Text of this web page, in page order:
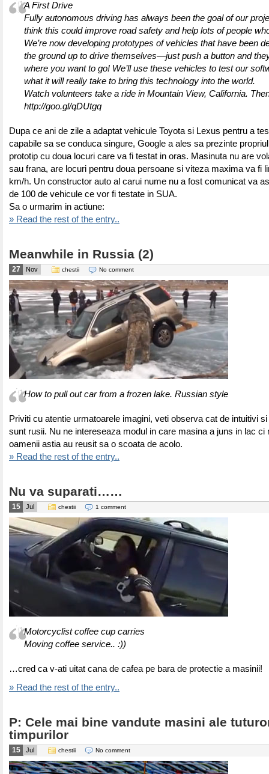
A First Drive
Fully autonomous driving has always been the goal of our
think this could improve road safety and help lots of people
We’re now developing prototypes of vehicles that have been
the ground up to drive themselves—just push a button and
where you want to go! We’ll use these vehicles to test our
what it will really take to bring this technology into the world.
Watch volunteers take a ride in Mountain View, California.
http://goo.gl/qDUtgq
Dupa ce ani de zile a adaptat vehicule Toyota si Lexus pentru a
capabile sa se conduca singure, Google a ales sa prezinte
prototip cu doua locuri care va fi testat in oras. Masinuta nu are
sau frana, are locuri pentru doua persoane si viteza maxima va fi
km/h. Un constructor auto al carui nume nu a fost comunicat va
de 100 de vehicule ce vor fi testate in SUA.
Sa o urmarim in actiune:
» Read the rest of the entry..
Meanwhile in Russia (2)
27 Nov chestii No comment
How to pull out car from a frozen lake. Russian style
Priviti cu atentie urmatoarele imagini, veti observa cat de intuitivi
sunt rusii. Nu ne intereseaza modul in care masina a juns in lac ci
oamenii astia au reusit sa o scoata de acolo.
» Read the rest of the entry..
Nu va suparati……
15 Jul chestii 1 comment
Motorcyclist coffee cup carries
Moving coffee service.. :))
…cred ca v-ati uitat cana de cafea pe bara de protectie a masinii!
» Read the rest of the entry..
P: Cele mai bine vandute masini ale
timpurilor
15 Jul chestii No comment